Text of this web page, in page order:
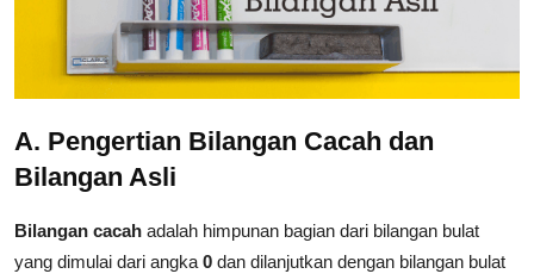
A. Pengertian Bilangan Cacah dan
Bilangan Asli
Bilangan cacah adalah himpunan bagian dari bilangan bulat
yang dimulai dari angka 0 dan dilanjutkan dengan bilangan bulat